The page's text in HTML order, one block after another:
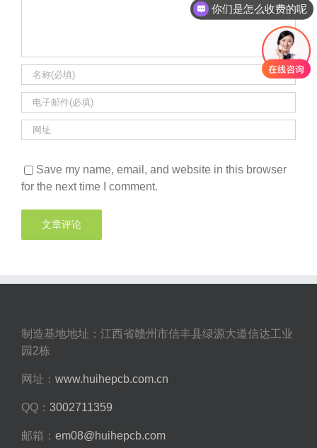
Save my name, email, and website in this browser
for the next time I comment.
制造基地地址：江西省赣州市信丰县绿源大道信达工业
园2栋
网址： www.huihepcb.com.cn
QQ： 3002711359
邮箱： em08@huihepcb.com
你们是怎么收费的呢